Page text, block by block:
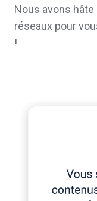
Nous avons
réseaux pour
!